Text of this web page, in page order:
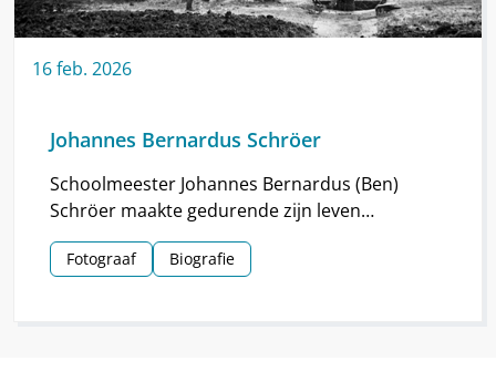
16feb. 2026
Johannes Bernardus Schröer
Schoolmeester Johannes Bernardus (Ben)
Schröer maakte gedurende zijn leven
haarscherpe foto’s in en om Nieuw-
Schoonebeek.
Fotograaf Biografie